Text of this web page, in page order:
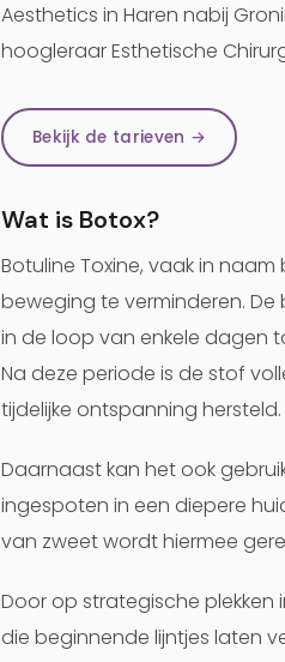
Aesthetics in Haren nabij
hoogleraar Esthetische
Bekijk de tarieven →
Wat is Botox?
Botuline Toxine, vaak in
beweging te verminderen.
in de loop van enkele dagen
Na deze periode is de stof
tijdelijke ontspanning hersteld.
Daarnaast kan het ook
ingespoten in een diepere
van zweet wordt hiermee
Door op strategische plekken
die beginnende lijntjes laten